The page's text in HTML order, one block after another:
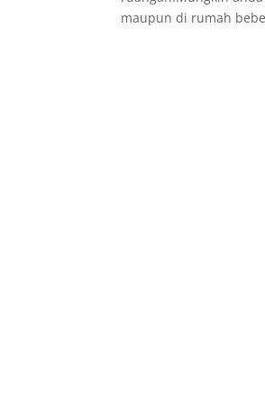
maupun di rumah